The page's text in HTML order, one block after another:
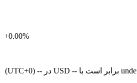
+0.00%
قیمت JOE (JOE) در undefined برابر است با -- USD در -- (UTC+0)